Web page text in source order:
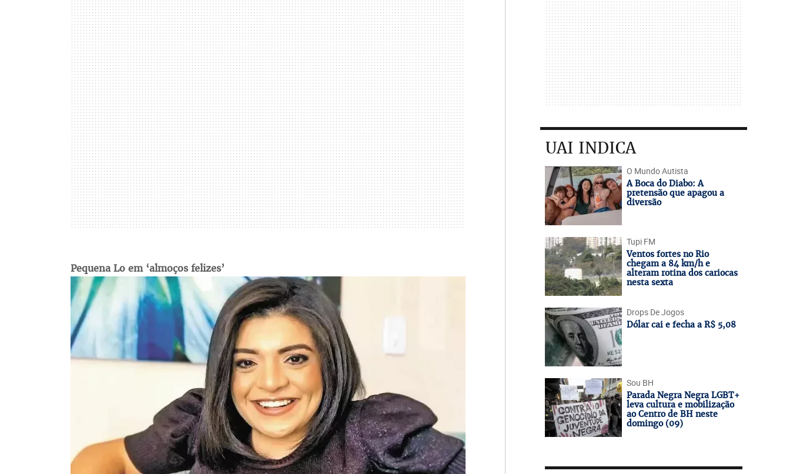
Pequena Lo em ‘almoços felizes’
UAI INDICA
O Mundo Autista
A Boca do Diabo: A
pretensão que apagou a
diversão
Tupi FM
Ventos fortes no Rio
chegam a 84 km/h e
alteram rotina dos cariocas
nesta sexta
Drops De Jogos
Dólar cai e fecha a R$ 5,08
Sou BH
Parada Negra Negra LGBT+
leva cultura e mobilização
ao Centro de BH neste
domingo (09)